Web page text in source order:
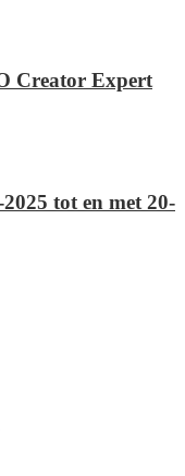
Creator Expert
tot en met 20-